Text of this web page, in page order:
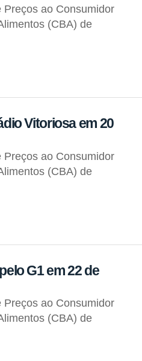
ao Consumidor
(CBA) de
Vitoriosa em 20
ao Consumidor
(CBA) de
G1 em 22 de
ao Consumidor
(CBA) de